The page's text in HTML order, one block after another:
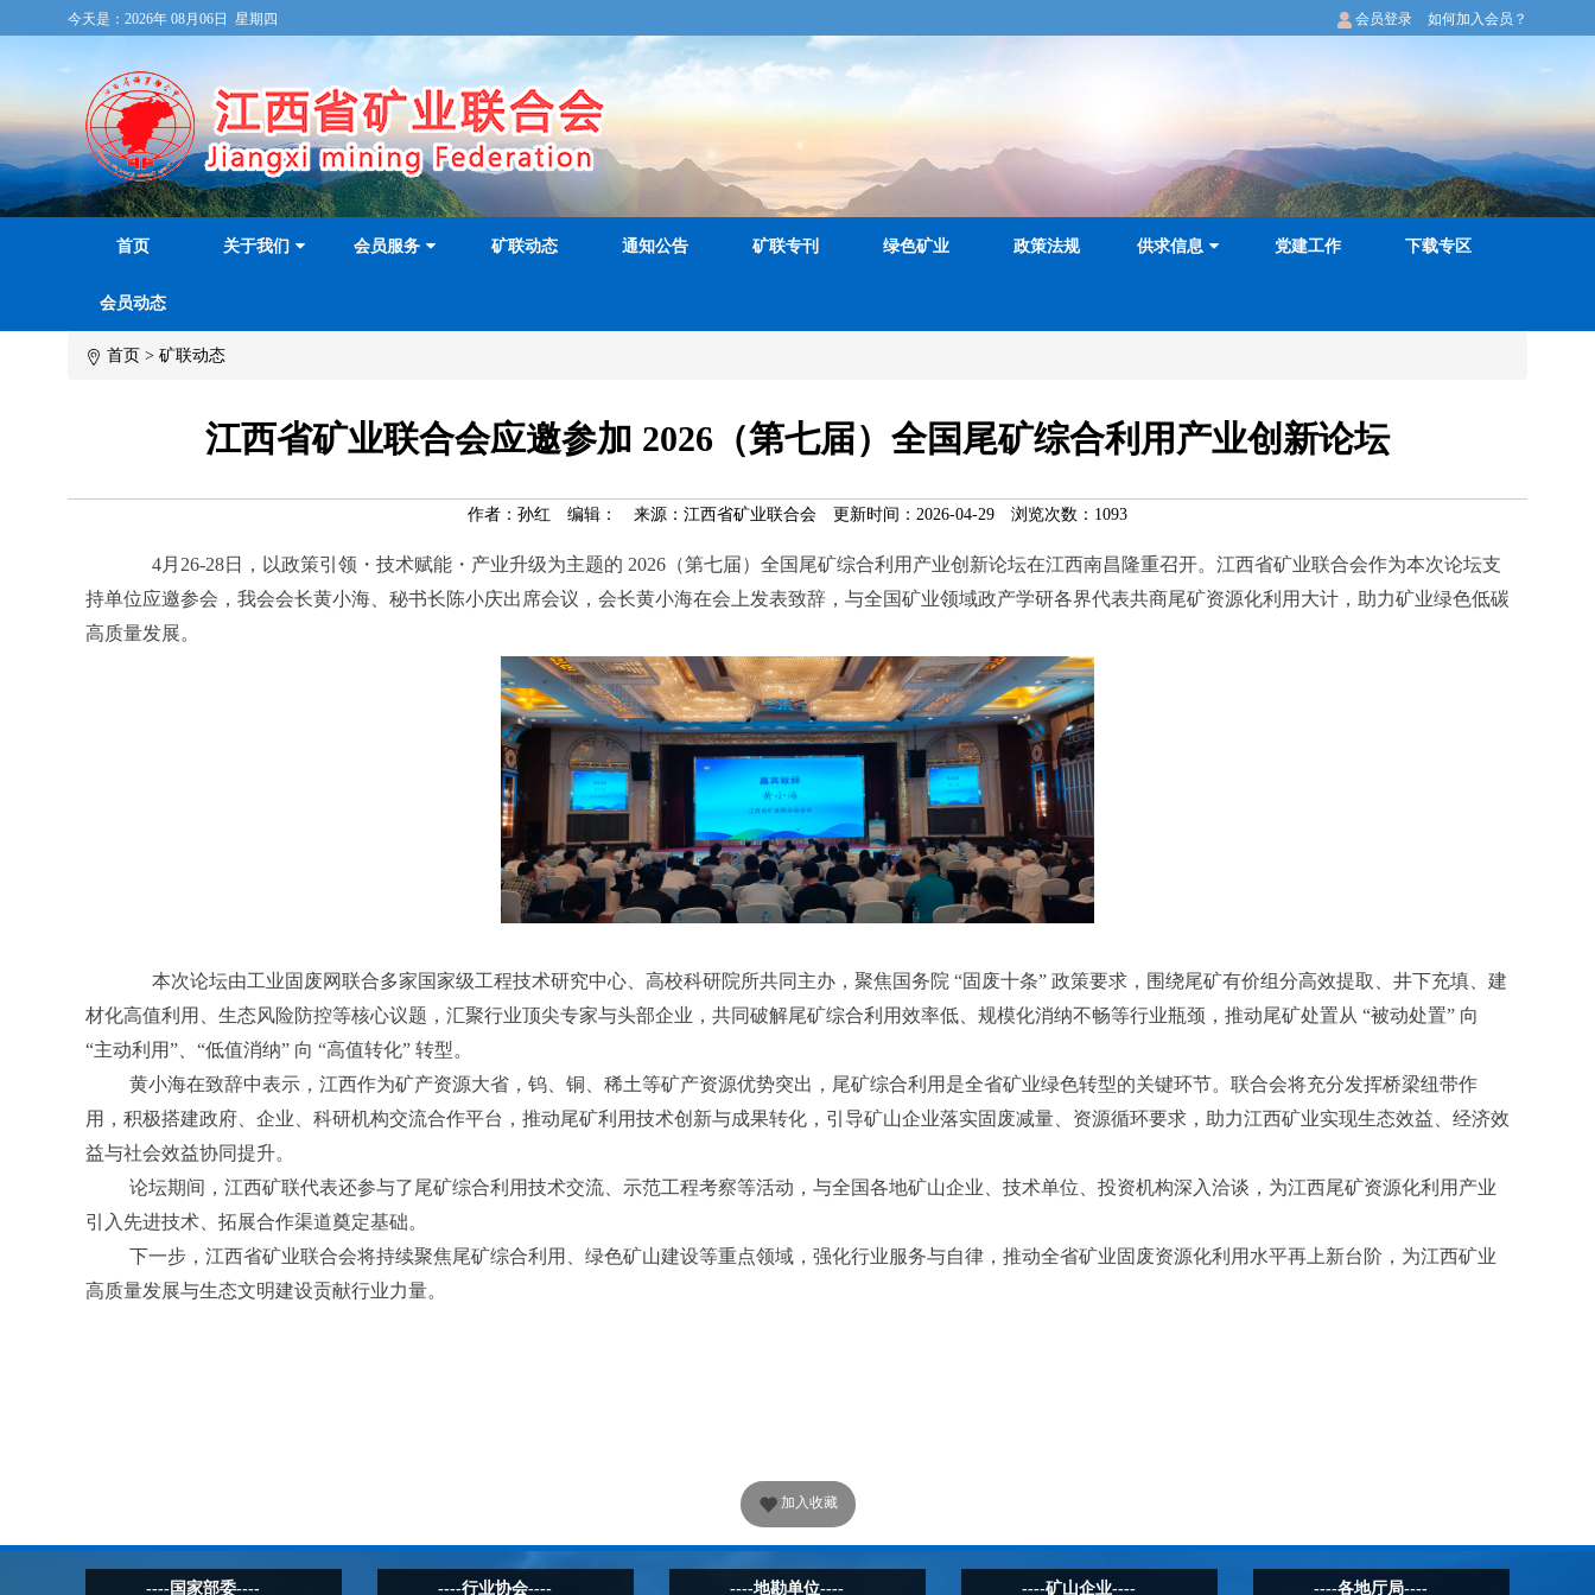
今天是： 2026年 08月06日 星期四 会员登录 如何加入会员？
首页 关于我们 会员服务 矿联动态 通知公告 矿联专刊 绿色矿业 政策法规 供求信息 党建工作 下载专区
会员动态
首页 > 矿联动态
江西省矿业联合会应邀参加 2026（第七届）全国尾矿综合利用产业创新论坛
作者：孙红 编辑： 来源：江西省矿业联合会 更新时间：2026-04-29 浏览次数： 1093
4月26-28日， 以政策引领・技术赋能・产业升级为主题的 2026（第七届）全国尾矿综合利用产业创新论坛在江西南昌隆重召开。江西省矿业联合会作为本次论坛支
持单位应邀参会，我会会长黄小海、 秘书长陈小庆出席会议， 会长黄小海在会上发表致辞，与全国矿业领域政产学研各界代表共商尾矿资源化利用大计，助力矿业绿色低碳
高质量发展。
本次论坛由工业固废网联合多家国家级工程技术研究中心、高校科研院所共同主办，聚焦国务院 “固废十条” 政策要求，围绕尾矿有价组分高效提取、井下充填、建
材化高值利用、生态风险防控等核心议题，汇聚行业顶尖专家与头部企业，共同破解尾矿综合利用效率低、规模化消纳不畅等行业瓶颈，推动尾矿处置从 “被动处置” 向
“主动利用”、“低值消纳” 向 “高值转化” 转型。
黄小海在致辞中表示，江西作为矿产资源大省，钨、铜、稀土等矿产资源优势突出，尾矿综合利用是全省矿业绿色转型的关键环节。联合会将充分发挥桥梁纽带作
用，积极搭建政府、企业、科研机构交流合作平台，推动尾矿利用技术创新与成果转化，引导矿山企业落实固废减量、资源循环要求，助力江西矿业实现生态效益、经济效
益与社会效益协同提升。
论坛期间，江西矿联代表还参与了尾矿综合利用技术交流、示范工程考察等活动，与全国各地矿山企业、技术单位、投资机构深入洽谈，为江西尾矿资源化利用产业
引入先进技术、拓展合作渠道奠定基础。
下一步，江西省矿业联合会将持续聚焦尾矿综合利用、绿色矿山建设等重点领域，强化行业服务与自律，推动全省矿业固废资源化利用水平再上新台阶，为江西矿业
高质量发展与生态文明建设贡献行业力量。
加入收藏
----国家部委---- ----行业协会---- ----地勘单位---- ----矿山企业---- ----各地厅局----